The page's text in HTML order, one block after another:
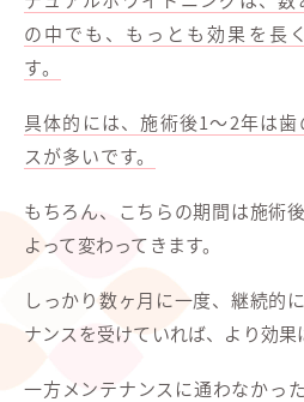
の中でも、もっとも効果を長
す。
具体的には、施術後1～2年は
スが多いです。
もちろん、こちらの期間は施術
よって変わってきます。
しっかり数ヶ月に一度、継続的
ナンスを受けていれば、より効果
一方メンテナンスに通わなかっ